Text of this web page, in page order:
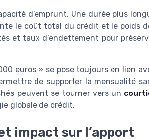
d’emprunt. Une durée plus
le coût total du crédit et le poids
et taux d’endettement pour
euros » se pose toujours en lien
de supporter la mensualité
peuvent se tourner vers un
globale de crédit.
impact sur l’apport